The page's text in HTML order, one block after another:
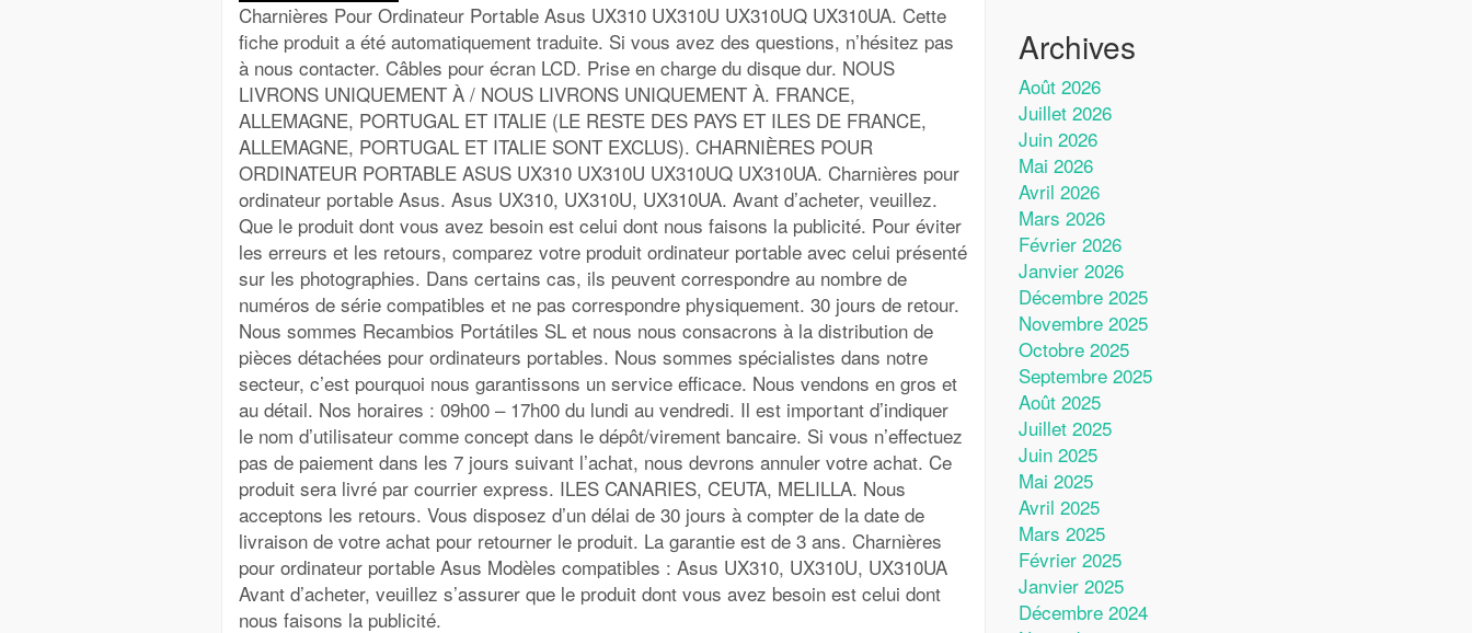
Charnières Pour Ordinateur Portable Asus UX310 UX310U UX310UQ UX310UA. Cette
fiche produit a été automatiquement traduite. Si vous avez des questions, n’hésitez pas
à nous contacter. Câbles pour écran LCD. Prise en charge du disque dur. NOUS
LIVRONS UNIQUEMENT À / NOUS LIVRONS UNIQUEMENT À. FRANCE,
ALLEMAGNE, PORTUGAL ET ITALIE (LE RESTE DES PAYS ET ILES DE FRANCE,
ALLEMAGNE, PORTUGAL ET ITALIE SONT EXCLUS). CHARNIÈRES POUR
ORDINATEUR PORTABLE ASUS UX310 UX310U UX310UQ UX310UA. Charnières pour
ordinateur portable Asus. Asus UX310, UX310U, UX310UA. Avant d’acheter, veuillez.
Que le produit dont vous avez besoin est celui dont nous faisons la publicité. Pour éviter
les erreurs et les retours, comparez votre produit ordinateur portable avec celui présenté
sur les photographies. Dans certains cas, ils peuvent correspondre au nombre de
numéros de série compatibles et ne pas correspondre physiquement. 30 jours de retour.
Nous sommes Recambios Portátiles SL et nous nous consacrons à la distribution de
pièces détachées pour ordinateurs portables. Nous sommes spécialistes dans notre
secteur, c’est pourquoi nous garantissons un service efficace. Nous vendons en gros et
au détail. Nos horaires : 09h00 – 17h00 du lundi au vendredi. Il est important d’indiquer
le nom d’utilisateur comme concept dans le dépôt/virement bancaire. Si vous n’effectuez
pas de paiement dans les 7 jours suivant l’achat, nous devrons annuler votre achat. Ce
produit sera livré par courrier express. ILES CANARIES, CEUTA, MELILLA. Nous
acceptons les retours. Vous disposez d’un délai de 30 jours à compter de la date de
livraison de votre achat pour retourner le produit. La garantie est de 3 ans. Charnières
pour ordinateur portable Asus Modèles compatibles : Asus UX310, UX310U, UX310UA
Avant d’acheter, veuillez s’assurer que le produit dont vous avez besoin est celui dont
nous faisons la publicité.
Archives
Août 2026
Juillet 2026
Juin 2026
Mai 2026
Avril 2026
Mars 2026
Février 2026
Janvier 2026
Décembre 2025
Novembre 2025
Octobre 2025
Septembre 2025
Août 2025
Juillet 2025
Juin 2025
Mai 2025
Avril 2025
Mars 2025
Février 2025
Janvier 2025
Décembre 2024